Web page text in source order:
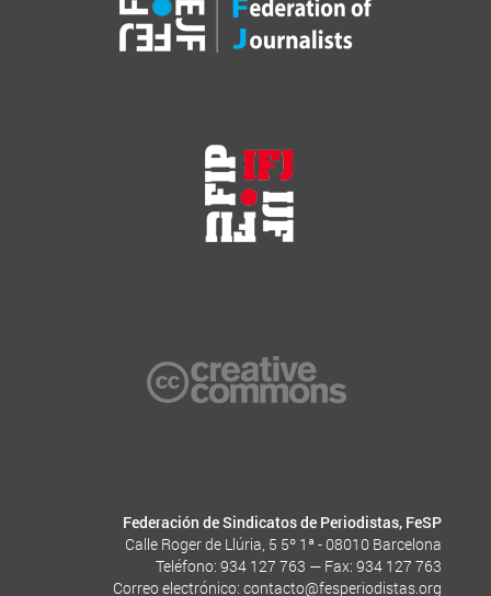
Federación de Sindicatos de Periodistas, FeSP
Calle Roger de Llúria, 5 5º 1ª - 08010 Barcelona
Teléfono: 934 127 763 — Fax: 934 127 763
Correo electrónico: contacto@fesperiodistas.org